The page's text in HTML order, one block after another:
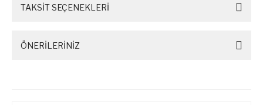
TAKSİT SEÇENEKLERİ
ÖNERİLERİNİZ